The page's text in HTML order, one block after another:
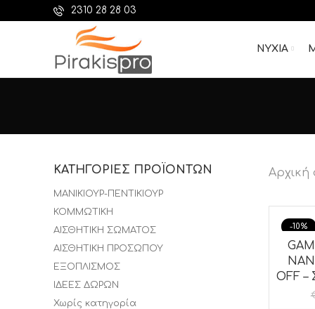
2310 28 28 03
ΝΥΧΙΑ
ΚΑΤΗΓΟΡΊΕΣ ΠΡΟΪΌΝΤΩΝ
ΜΑΝΙΚΙΟΥΡ-ΠΕΝΤΙΚΙΟΥΡ
ΚΟΜΜΩΤΙΚΗ
ΑΙΣΘΗΤΙΚΗ ΣΩΜΑΤΟΣ
ΑΙΣΘΗΤΙΚΗ ΠΡΟΣΩΠΟΥ
ΕΞΟΠΛΙΣΜΟΣ
ΙΔΕΕΣ ΔΩΡΩΝ
Χωρίς κατηγορία
Αρχική
-10%
OFF